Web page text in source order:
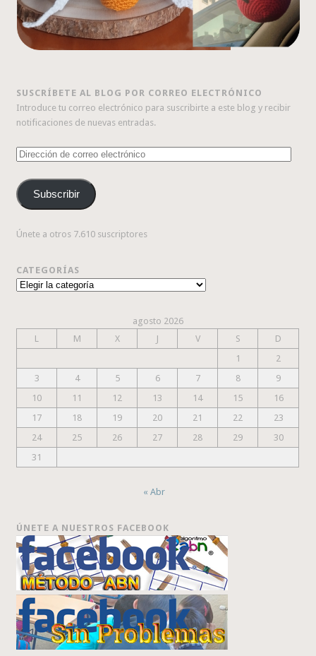
SUSCRÍBETE AL BLOG POR CORREO ELECTRÓNICO
Introduce tu correo electrónico para suscribirte a este blog y recibir
notificaciones de nuevas entradas.
Dirección
correo
electrónico
Subscribir
Únete a otros 7.610 suscriptores
CATEGORÍAS
Categorías
agosto 2026
L
M X J V S
D
1
2
3
4 5 6 7 8
9
10
11 12 13 14 15
16
17
18 19 20 21 22
23
24
25 26 27 28 29
30
31
« Abr
ÚNETE A NUESTROS FACEBOOK